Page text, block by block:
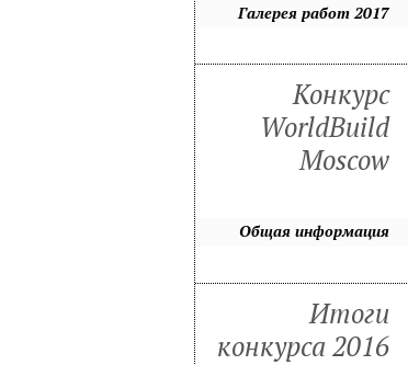
Галерея работ 2017
Конкурс
WorldBuild
Moscow
Общая информация
Итоги
конкурса 2016